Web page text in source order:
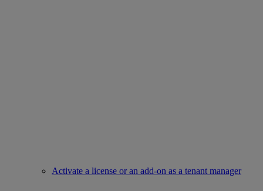
Activate a license or an add-on as a tenant manager